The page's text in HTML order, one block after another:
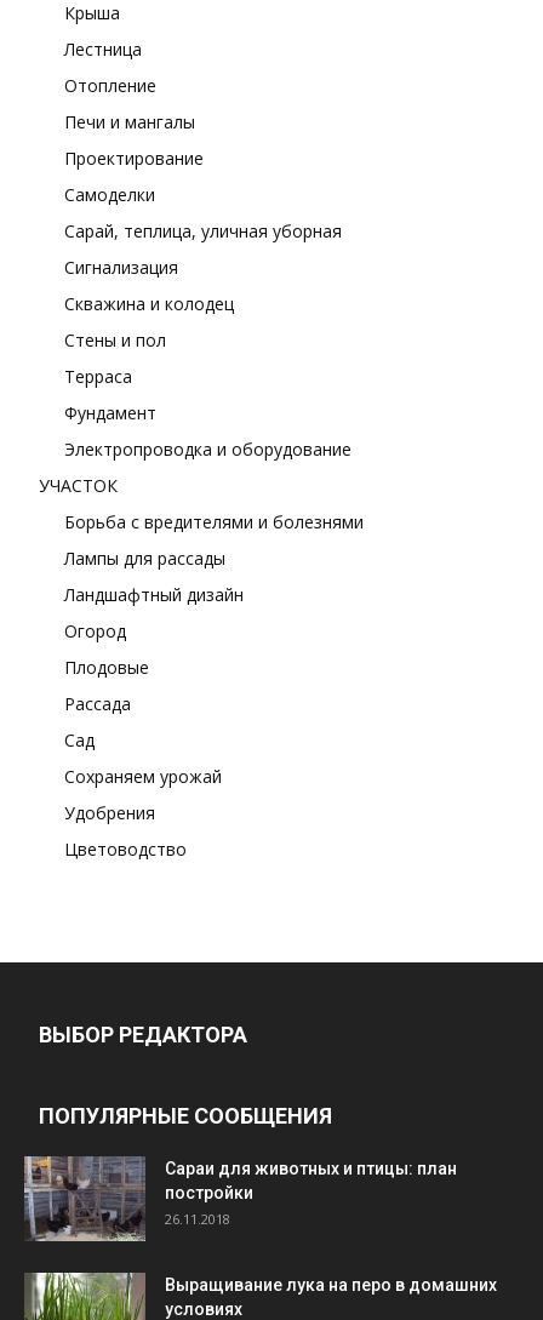
Крыша
Лестница
Отопление
Печи и мангалы
Проектирование
Самоделки
Сарай, теплица, уличная уборная
Сигнализация
Скважина и колодец
Стены и пол
Терраса
Фундамент
Электропроводка и оборудование
УЧАСТОК
Борьба с вредителями и болезнями
Лампы для рассады
Ландшафтный дизайн
Огород
Плодовые
Рассада
Сад
Сохраняем урожай
Удобрения
Цветоводство
ВЫБОР РЕДАКТОРА
ПОПУЛЯРНЫЕ СООБЩЕНИЯ
Cараи для животных и птицы: план
постройки
26.11.2018
Выращивание лука на перо в домашних
условиях